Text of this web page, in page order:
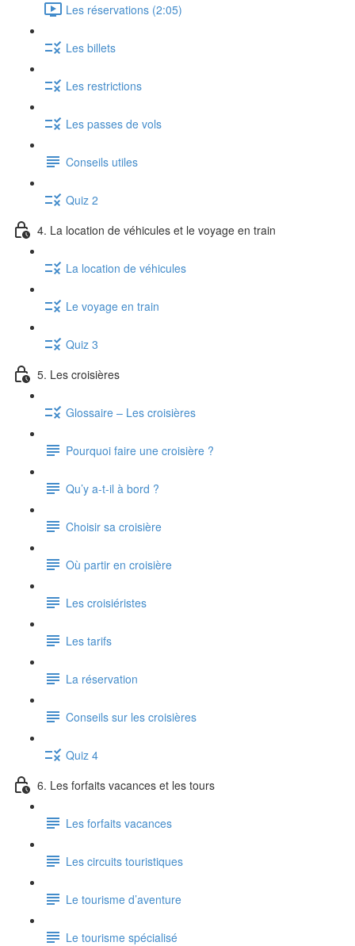
Les réservations (2:05)
Les billets
Les restrictions
Les passes de vols
Conseils utiles
Quiz 2
4. La location de véhicules et le voyage en train
La location de véhicules
Le voyage en train
Quiz 3
5. Les croisières
Glossaire – Les croisières
Pourquoi faire une croisière ?
Qu’y a-t-il à bord ?
Choisir sa croisière
Où partir en croisière
Les croisiéristes
Les tarifs
La réservation
Conseils sur les croisières
Quiz 4
6. Les forfaits vacances et les tours
Les forfaits vacances
Les circuits touristiques
Le tourisme d’aventure
Le tourisme spécialisé